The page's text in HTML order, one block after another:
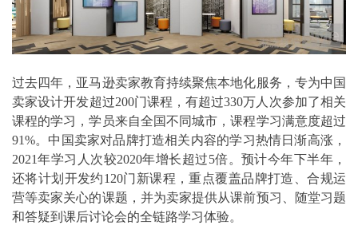
过去四年，亚马逊卖家教育持续聚焦本地化服务，专为中国
卖家设计开发超过200门课程，有超过330万人次参加了相关
课程的学习，学员来自全国不同城市，课程学习满意度超过
91%。中国卖家对品牌打造相关内容的学习热情日渐高涨，
2021年学习人次较2020年增长超过5倍。预计今年下半年，
还将计划开发约120门新课程，重点覆盖品牌打造、合规运
营等卖家关心的课题，并为卖家提供从课前预习、随堂习题
和答疑到课后讨论会的全链路学习体验。